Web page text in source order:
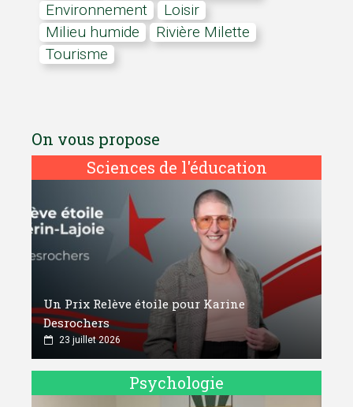
Environnement
loisir
milieu humide
rivière Milette
tourisme
On vous propose
Sciences de l'éducation
Un Prix Relève étoile pour Karine
Desrochers
23 juillet 2026
Psychologie